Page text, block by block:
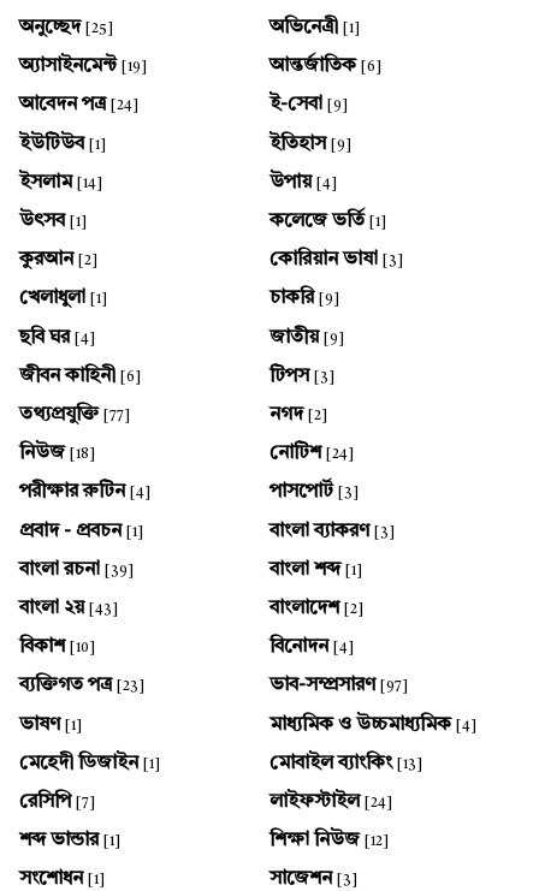
অনুচ্ছেদ [25] অভিনেত্রী [1]
অ্যাসাইনমেন্ট [19] আন্তর্জাতিক [6]
আবেদন পত্র [24] ই-সেবা [9]
ইউটিউব [1] ইতিহাস [9]
ইসলাম [14] উপায় [4]
উৎসব [1] কলেজে ভর্তি [1]
কুরআন [2] কোরিয়ান ভাষা [3]
খেলাধুলা [1] চাকরি [9]
ছবি ঘর [4] জাতীয় [9]
জীবন কাহিনী [6] টিপস [3]
তথ্যপ্রযুক্তি [77] নগদ [2]
নিউজ [18] নোটিশ [24]
পরীক্ষার রুটিন [4] পাসপোর্ট [3]
প্রবাদ - প্রবচন [1] বাংলা ব্যাকরণ [3]
বাংলা রচনা [39] বাংলা শব্দ [1]
বাংলা ২য় [43] বাংলাদেশ [2]
বিকাশ [10] বিনোদন [4]
ব্যক্তিগত পত্র [23] ভাব-সম্প্রসারণ [97]
ভাষণ [1] মাধ্যমিক ও উচ্চমাধ্যমিক [4]
মেহেদী ডিজাইন [1] মোবাইল ব্যাংকিং [13]
রেসিপি [7] লাইফস্টাইল [24]
শব্দ ভান্ডার [1] শিক্ষা নিউজ [12]
সংশোধন [1] সাজেশন [3]